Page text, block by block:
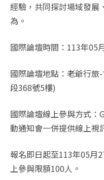
經驗，共同探討場域發展
為。
國際論壇時間：113年05
國際論壇地點：老爺行
段368號5樓)
國際論壇線上參與方式
動通知會一併提供線上視
報名即日起至113年05月
上參與限額100人。